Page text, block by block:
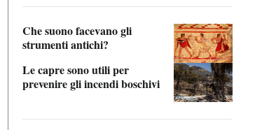
Che suono facevano gli
strumenti antichi?
Le capre sono utili per
prevenire gli incendi boschivi